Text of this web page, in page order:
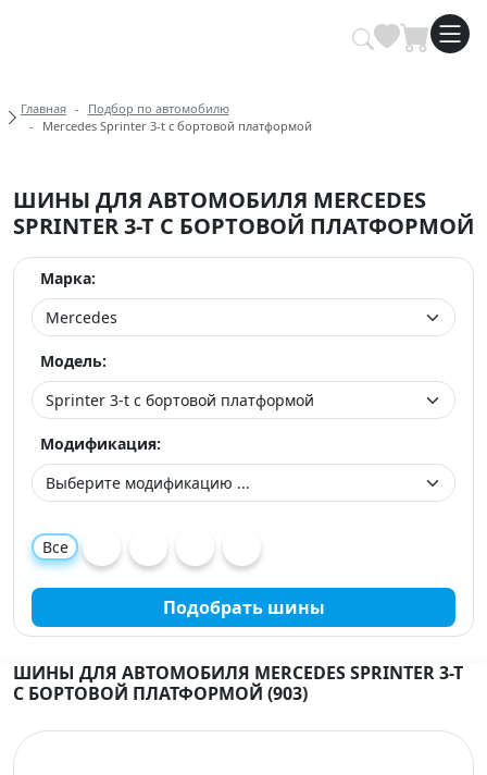
Купить автомобильные шины
Хлебные крошки
Главная
Подбор по автомобилю
Mercedes Sprinter 3-t c бортовой платформой
ШИНЫ ДЛЯ АВТОМОБИЛЯ MERCEDES
SPRINTER 3-T C БОРТОВОЙ ПЛАТФОРМОЙ
Марка:
Модель:
Модификация:
Все
Подобрать шины
ШИНЫ ДЛЯ АВТОМОБИЛЯ MERCEDES SPRINTER 3-T
C БОРТОВОЙ ПЛАТФОРМОЙ (903)